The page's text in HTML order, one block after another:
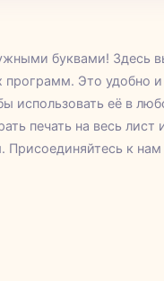
буквами! Здесь
программ. Это удобно
использовать её в
печать на весь лист
к